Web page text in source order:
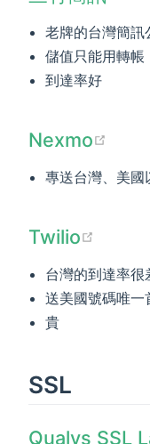
老牌的台灣簡訊
儲值只能用轉帳
到達率好
Nexmo
專送台灣、美國
Twilio
台灣的到達率很
送美國號碼唯一
貴
SSL
Qualys SSL